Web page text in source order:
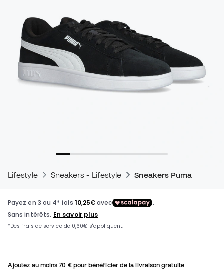
Lifestyle Sneakers - Lifestyle Sneakers Puma
Ajoutez au moins70 €pour bénéficier de la livraison gratuite